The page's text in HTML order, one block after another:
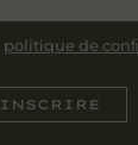
politique de